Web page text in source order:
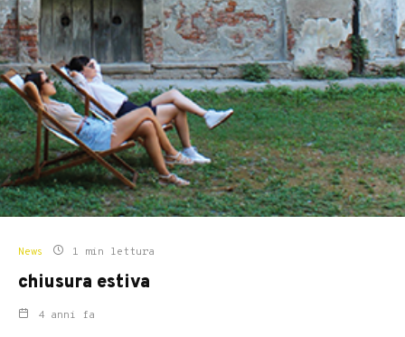
News 1 min lettura
chiusura estiva
4 anni fa